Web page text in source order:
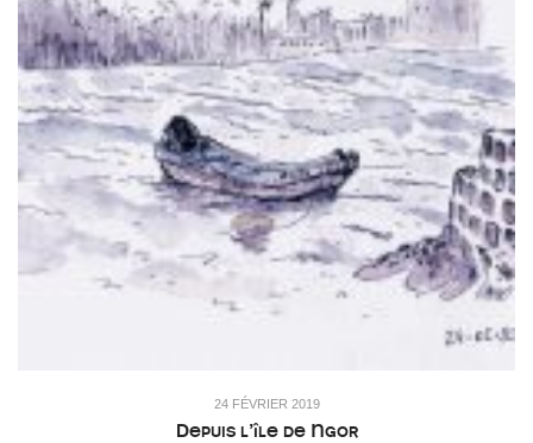
24 FÉVRIER 2019
Depuis l’île de Ngor